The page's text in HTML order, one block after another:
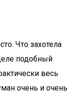
Что захотела
подобный
весь
очень и очень